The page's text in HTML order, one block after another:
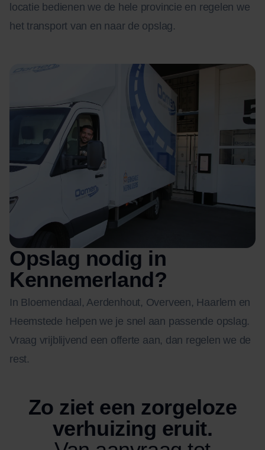
locatie bedienen we de hele provincie en regelen we
het transport van en naar de opslag.
Opslag nodig in
Kennemerland?
In Bloemendaal, Aerdenhout, Overveen, Haarlem en
Heemstede helpen we je snel aan passende opslag.
Vraag vrijblijvend een offerte aan, dan regelen we de
rest.
Zo ziet een zorgeloze
verhuizing eruit.